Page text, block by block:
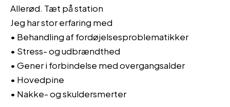
Allerød. Tæt på station
Jeg har stor erfaring med
• Behandling af fordøjelsesproblematikker
• Stress- og udbrændthed
• Gener i forbindelse med overgangsalder
• Hovedpine
• Nakke- og skuldersmerter